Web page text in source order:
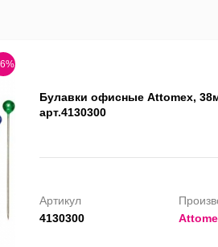
Булавки офисные Attomex,
арт.4130300
Артикул
4130300